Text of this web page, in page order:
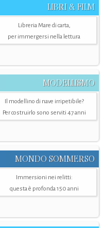
LIBRI & FILM
Libreria Mare di carta,
per immergersi nella lettura
MODELLISMO
Il modellino di nave irripetibile?
Per costruirlo sono serviti 47 anni
MONDO SOMMERSO
Immersioni nei relitti:
questa è profonda 150 anni